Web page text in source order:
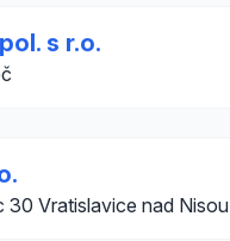
s r.o.
30 Vratislavice nad Nisou